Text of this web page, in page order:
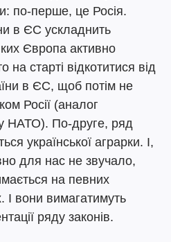
по-перше, це Росія.
в ЄС ускладнить
Європа активно
на старті відкотитися від
в ЄС, щоб потім не
Росії (аналог
НАТО). По-друге, ряд
української аграрки. І,
для нас не звучало,
на певних
І вони вимагатимуть
ряду законів.